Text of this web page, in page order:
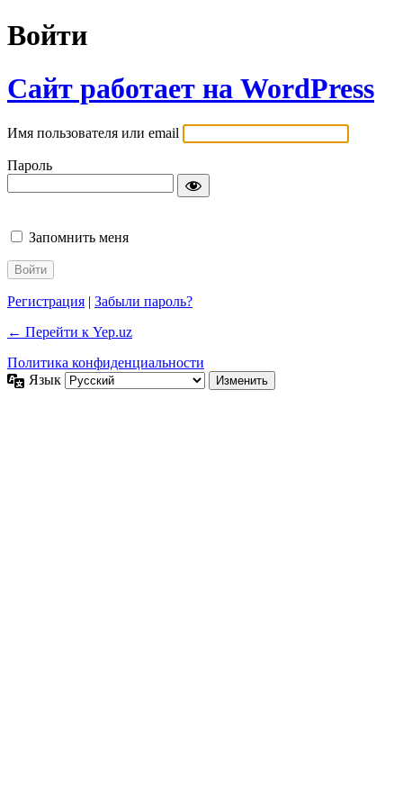
Войти
Сайт работает на WordPress
Имя пользователя или email
Пароль
Запомнить меня
Регистрация | Забыли пароль?
← Перейти к Yep.uz
Политика конфиденциальности
Язык